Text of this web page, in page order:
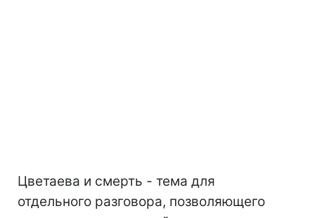
Цветаева и смерть - тема для
отдельного разговора, позволяющего